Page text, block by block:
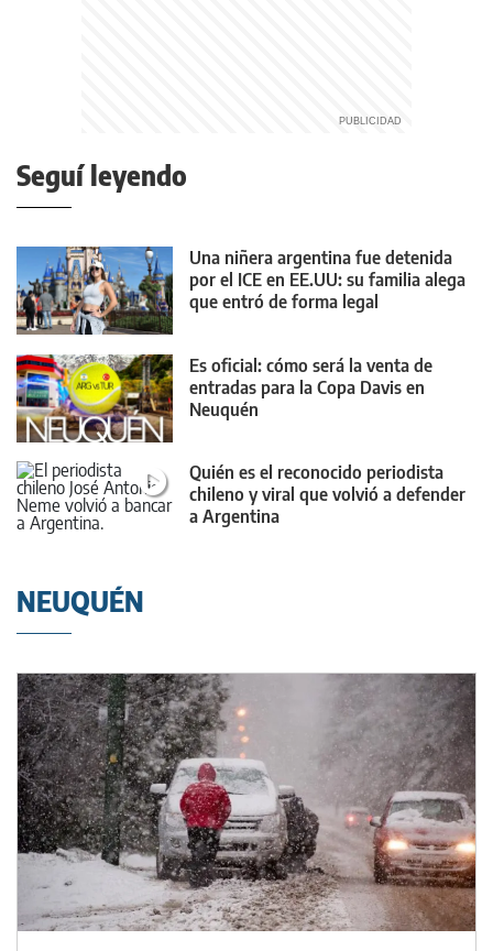
Seguí leyendo
Una niñera argentina fue detenida
por el ICE en EE.UU: su familia alega
que entró de forma legal
Es oficial: cómo será la venta de
entradas para la Copa Davis en
Neuquén
Quién es el reconocido periodista
chileno y viral que volvió a defender
a Argentina
NEUQUÉN